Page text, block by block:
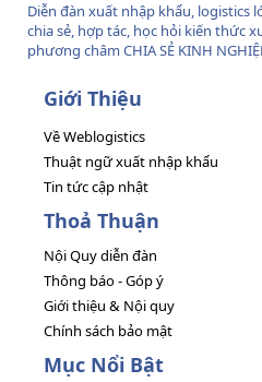
Diễn đàn xuất nhập khẩu, logistics
chia sẻ, hợp tác, học hỏi kiến thức
phương châm CHIA SẺ KINH
Giới Thiệu
Về Weblogistics
Thuật ngữ xuất nhập khẩu
Tin tức cập nhật
Thoả Thuận
Nội Quy diễn đàn
Thông báo - Góp ý
Giới thiệu & Nội quy
Chính sách bảo mật
Mục Nổi Bật